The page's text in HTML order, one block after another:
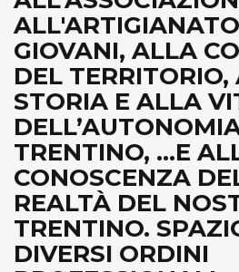
GIOVANI, ALLA
DEL
STORIA E ALLA
TRENTINO, ...E
CONOSCENZA
REALTÀ DEL
TRENTINO.
DIVERSI ORDINI